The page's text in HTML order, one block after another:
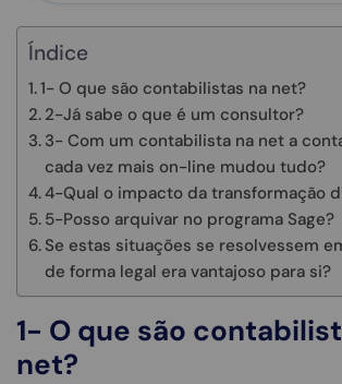
Índice
1- O que são contabilistas na net?
2-Já sabe o que é um consultor?
3- Com um contabilista na net a
cada vez mais on-line mudou tudo?
4-Qual o impacto da transformação
5-Posso arquivar no programa Sage?
Se estas situações se resolvessem
de forma legal era vantajoso para si?
1- O que são
net?